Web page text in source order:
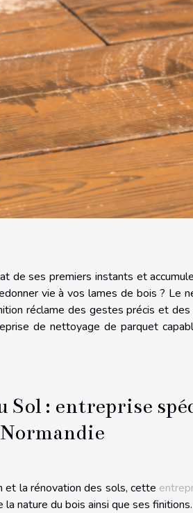
de ses premiers instants et
vie à vos lames de bois ? Le
réclame des gestes précis et
de nettoyage de parquet
Sol : entreprise
et la rénovation des sols, cette
nature du bois ainsi que ses finitions.